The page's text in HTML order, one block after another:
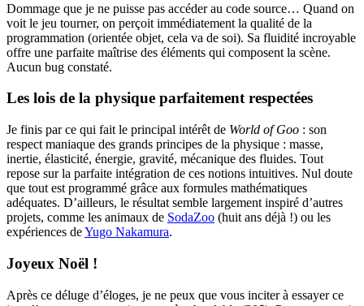
Dommage que je ne puisse pas accéder au code source… Quand on
voit le jeu tourner, on perçoit immédiatement la qualité de la
programmation (orientée objet, cela va de soi). Sa fluidité incroyable
offre une parfaite maîtrise des éléments qui composent la scène.
Aucun bug constaté.
Les lois de la physique parfaitement respectées
Je finis par ce qui fait le principal intérêt de World of Goo : son
respect maniaque des grands principes de la physique : masse,
inertie, élasticité, énergie, gravité, mécanique des fluides. Tout
repose sur la parfaite intégration de ces notions intuitives. Nul doute
que tout est programmé grâce aux formules mathématiques
adéquates. D’ailleurs, le résultat semble largement inspiré d’autres
projets, comme les animaux de SodaZoo (huit ans déjà !) ou les
expériences deYugo Nakamura.
Joyeux Noël !
Après ce déluge d’éloges, je ne peux que vous inciter à essayer ce